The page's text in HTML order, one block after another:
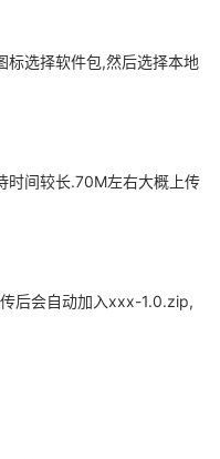
标选择软件包,然后选择本地
时间较长.70M左右大概上传
后会自动加入xxx-1.0.zip,